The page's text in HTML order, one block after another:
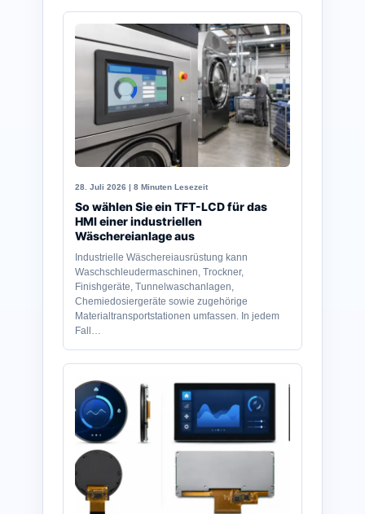
28. Juli 2026 | 8 Minuten Lesezeit
So wählen Sie ein TFT-LCD für das
HMI einer industriellen
Wäschereianlage aus
Industrielle Wäschereiausrüstung kann
Waschschleudermaschinen, Trockner,
Finishgeräte, Tunnelwaschanlagen,
Chemiedosiergeräte sowie zugehörige
Materialtransportstationen umfassen. In jedem
Fall…